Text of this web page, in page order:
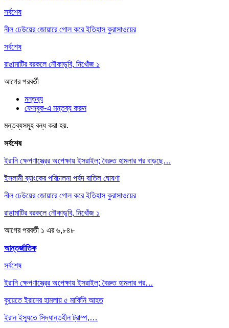
সর্বশেষ
নীল ঢেউয়ের জোয়ারে গোল করে ইতিহাস কুরাসাওয়ের
সর্বশেষ
রাঙামাটির বরকলে নৌকাডুবি, নিখোঁজ ১
আগেরপরবর্তী
মন্তব্য
ফেসবুক-এ মন্তব্য করুন
মন্তব্যসমূহ বন্ধ করা হয়.
সর্বশেষ
ইরানি ক্ষেপণাস্ত্রের অপেক্ষায় ইসরাইল; বৈরুত হামলার পর বাড়ছে…
ইসলামী ব্যাংকের পরিচালনা পর্ষদ বাতিল ঘোষণা
নীল ঢেউয়ের জোয়ারে গোল করে ইতিহাস কুরাসাওয়ের
রাঙামাটির বরকলে নৌকাডুবি, নিখোঁজ ১
আগেরপরবর্তী ১ এর ৬,৮৪৮
আন্তর্জাতিক
সর্বশেষ
ইরানি ক্ষেপণাস্ত্রের অপেক্ষায় ইসরাইল; বৈরুত হামলার পর…
কুয়েতে ইরানের হামলায় ৫ মার্কিনি আহত
ইরান ইস্যুতে সিদ্ধান্তহীন ট্রাম্প,…